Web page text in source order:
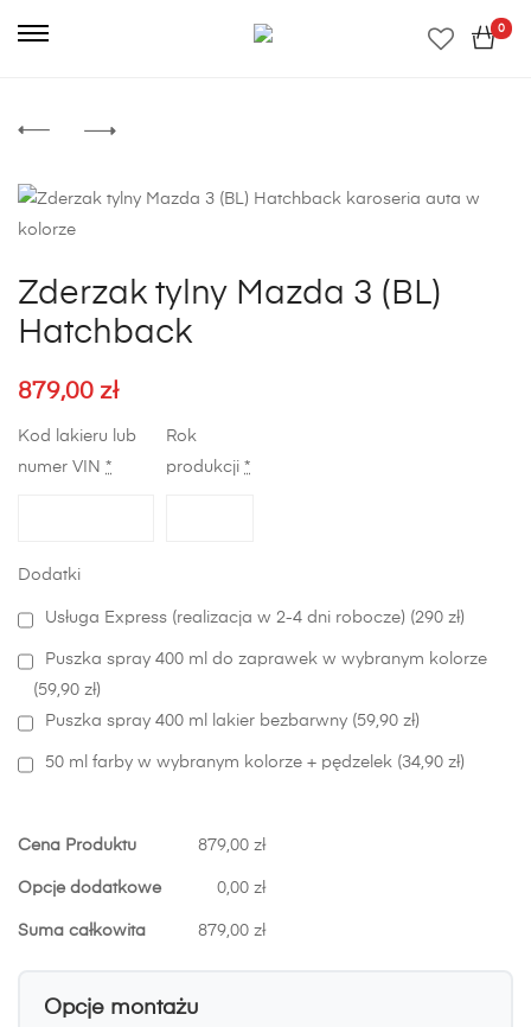
0
Zderzak tylny Mazda 3 (BL)
Hatchback
879,00 zł
Kod lakieru lub
numer VIN *
Rok
produkcji *
Dodatki
Usługa Express (realizacja w 2-4 dni robocze) (290 zł)
Puszka spray 400 ml do zaprawek w wybranym kolorze
(59,90 zł)
Puszka spray 400 ml lakier bezbarwny (59,90 zł)
50 ml farby w wybranym kolorze + pędzelek (34,90 zł)
Cena Produktu 879,00 zł
Opcje dodatkowe 0,00 zł
Suma całkowita 879,00 zł
Opcje montażu